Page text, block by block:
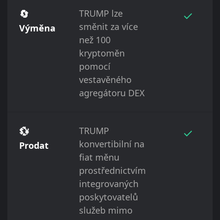
🔄
Výměna
TRUMP lze
směnit za více
než 100
kryptoměn
pomocí
vestavěného
agregátoru DEX
✓
💱
Prodat
TRUMP
konvertibilní na
fiat měnu
prostřednictvím
integrovaných
poskytovatelů
služeb mimo
✓